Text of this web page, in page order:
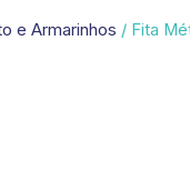
e Armarinhos / Fita